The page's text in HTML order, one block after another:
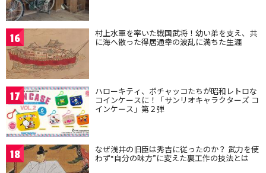
16 村上水軍を率いた戦国武将！幼い弟を支え、共
に海へ散った得居通幸の波乱に満ちた生涯
17 ハローキティ、ポチャッコたちが昭和レトロな
コインケースに！「サンリオキャラクターズ コ
インケース」第２弾
18 なぜ浅井の旧臣は秀吉に従ったのか？ 武力を使
わず“自分の味方”に変えた裏工作の技法とは